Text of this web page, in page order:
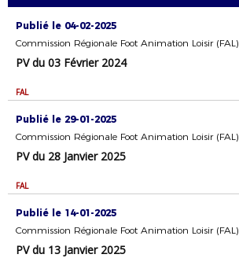
Publié le 04-02-2025
Commission Régionale Foot Animation Loisir (FAL)
PV du 03 Février 2024
FAL
Publié le 29-01-2025
Commission Régionale Foot Animation Loisir (FAL)
PV du 28 Janvier 2025
FAL
Publié le 14-01-2025
Commission Régionale Foot Animation Loisir (FAL)
PV du 13 Janvier 2025